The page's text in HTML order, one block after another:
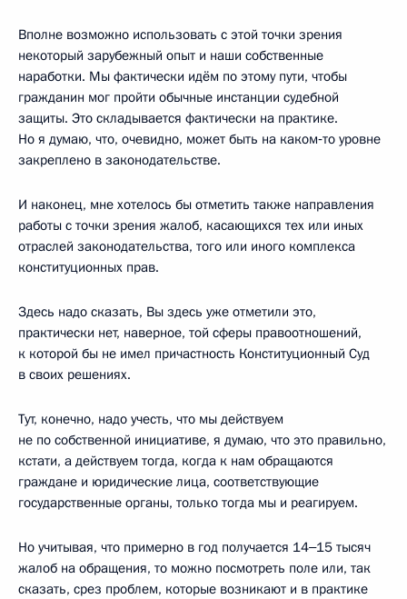
Вполне возможно использовать с этой точки зрения
некоторый зарубежный опыт и наши собственные
наработки. Мы фактически идём по этому пути, чтобы
гражданин мог пройти обычные инстанции судебной
защиты. Это складывается фактически на практике.
Но я думаю, что, очевидно, может быть на каком‑то уровне
закреплено в законодательстве.
И наконец, мне хотелось бы отметить также направления
работы с точки зрения жалоб, касающихся тех или иных
отраслей законодательства, того или иного комплекса
конституционных прав.
Здесь надо сказать, Вы здесь уже отметили это,
практически нет, наверное, той сферы правоотношений,
к которой бы не имел причастность Конституционный Суд
в своих решениях.
Тут, конечно, надо учесть, что мы действуем
не по собственной инициативе, я думаю, что это правильно,
кстати, а действуем тогда, когда к нам обращаются
граждане и юридические лица, соответствующие
государственные органы, только тогда мы и реагируем.
Но учитывая, что примерно в год получается 14‒15 тысяч
жалоб на обращения, то можно посмотреть поле или, так
сказать, срез проблем, которые возникают и в практике